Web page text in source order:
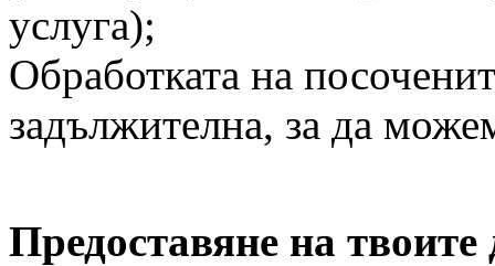
услуга);
Обработката на
задължителна, за да
Предоставяне на